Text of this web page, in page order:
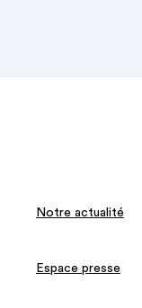
Notre actualité
Espace presse